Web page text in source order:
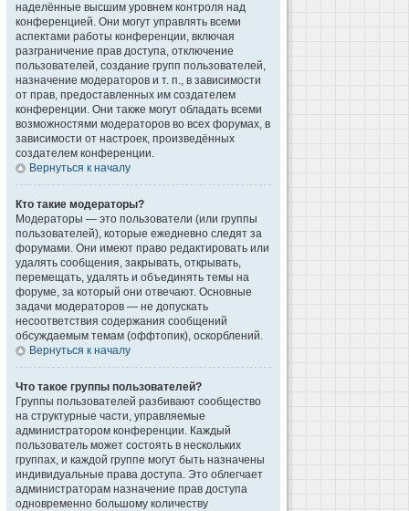
наделённые высшим уровнем контроля над
конференцией. Они могут управлять всеми
аспектами работы конференции, включая
разграничение прав доступа, отключение
пользователей, создание групп пользователей,
назначение модераторов и т. п., в зависимости
от прав, предоставленных им создателем
конференции. Они также могут обладать всеми
возможностями модераторов во всех форумах, в
зависимости от настроек, произведённых
создателем конференции.
Вернуться к началу
Кто такие модераторы?
Модераторы — это пользователи (или группы
пользователей), которые ежедневно следят за
форумами. Они имеют право редактировать или
удалять сообщения, закрывать, открывать,
перемещать, удалять и объединять темы на
форуме, за который они отвечают. Основные
задачи модераторов — не допускать
несоответствия содержания сообщений
обсуждаемым темам (оффтопик), оскорблений.
Вернуться к началу
Что такое группы пользователей?
Группы пользователей разбивают сообщество
на структурные части, управляемые
администратором конференции. Каждый
пользователь может состоять в нескольких
группах, и каждой группе могут быть назначены
индивидуальные права доступа. Это облегчает
администраторам назначение прав доступа
одновременно большому количеству